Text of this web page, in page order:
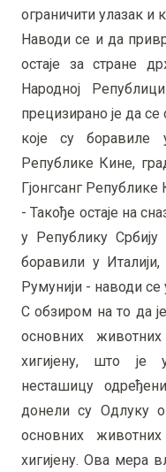
ограничити улазак
Наводи се и да
остаје за стране
Народној
прецизирано је да
које су боравиле
Републике Кине,
Гјонгсанг Републике
- Такође остаје на
у Републику
боравили у
Румунији - наводи
С обзиром на то да
основних
хигијену, што је
несташицу
донели су Одлуку о
основних
хигијену. Ова мера